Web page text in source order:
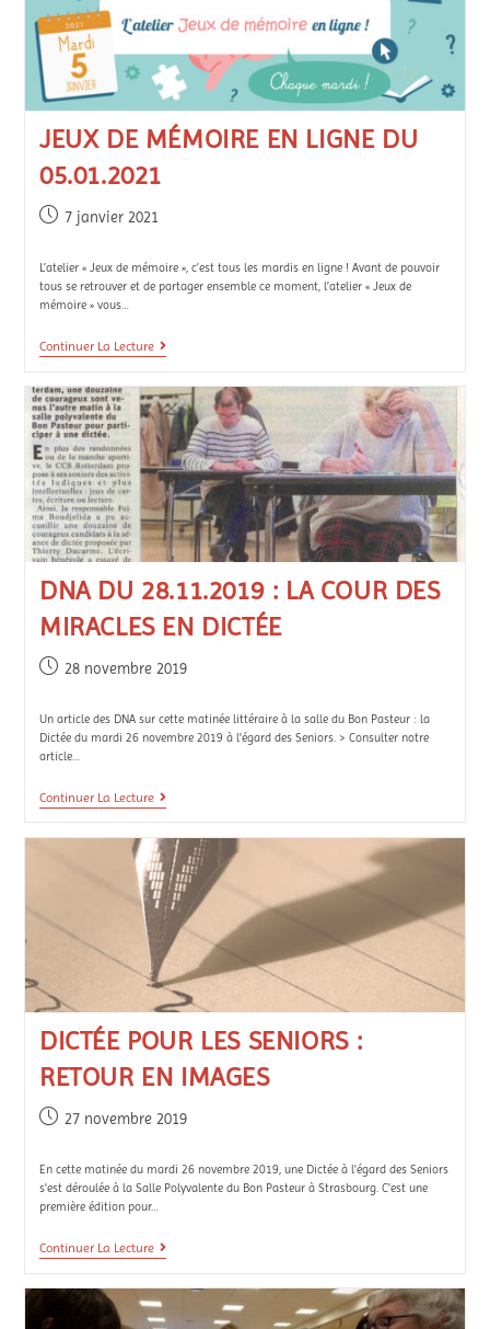
JEUX DE MÉMOIRE EN LIGNE DU
05.01.2021
7 janvier 2021
L’atelier « Jeux de mémoire », c’est tous les mardis en ligne ! Avant de pouvoir
tous se retrouver et de partager ensemble ce moment, l’atelier « Jeux de
mémoire » vous…
Continuer La Lecture
DNA DU 28.11.2019 : LA COUR DES
MIRACLES EN DICTÉE
28 novembre 2019
Un article des DNA sur cette matinée littéraire à la salle du Bon Pasteur : la
Dictée du mardi 26 novembre 2019 à l'égard des Seniors. > Consulter notre
article…
Continuer La Lecture
DICTÉE POUR LES SENIORS :
RETOUR EN IMAGES
27 novembre 2019
En cette matinée du mardi 26 novembre 2019, une Dictée à l'égard des Seniors
s'est déroulée à la Salle Polyvalente du Bon Pasteur à Strasbourg. C'est une
première édition pour…
Continuer La Lecture